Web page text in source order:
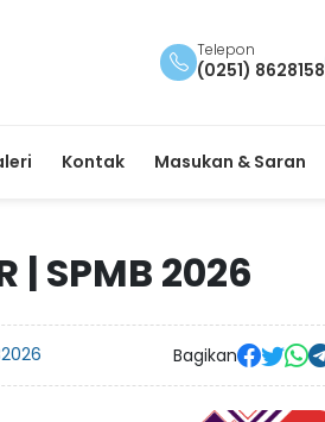
Telepon
(0251) 8628158
Kontak Masukan & Saran
| SPMB 2026
Bagikan